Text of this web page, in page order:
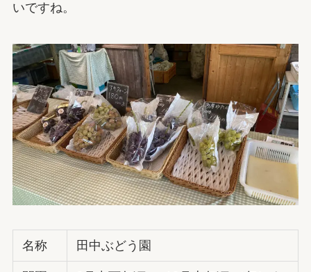
いですね。
名称 田中ぶどう園